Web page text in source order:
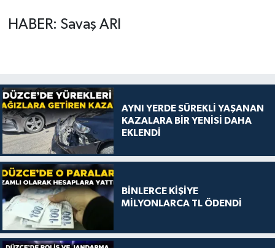
HABER: Savaş ARI
AYNI YERDE SÜREKLİ YAŞANAN
KAZALARA BİR YENİSİ DAHA
EKLENDİ
BİNLERCE KİŞİYE
MİLYONLARCA TL ÖDENDİ